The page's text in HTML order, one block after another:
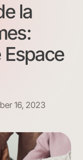
la
Espace
16, 2023